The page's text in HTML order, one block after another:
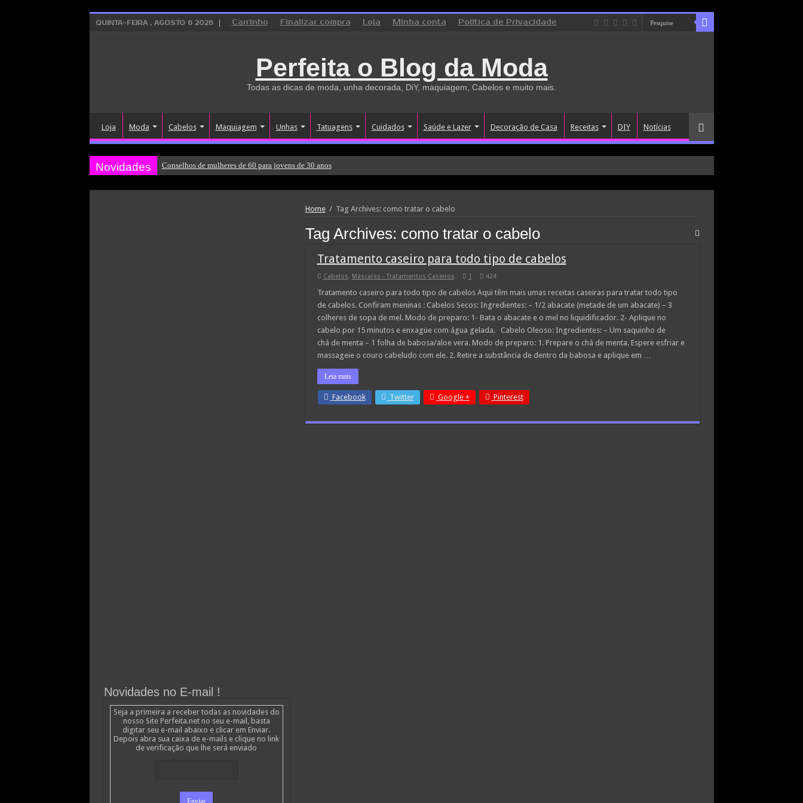
QUINTA-FEIRA , AGOSTO 6 2026 Carrinho Finalizar compra Loja Minha conta Politica de Privacidade
Perfeita o Blog da Moda
Todas as dicas de moda, unha decorada, DiY, maquiagem, Cabelos e muito mais.
Loja Moda Cabelos Maquiagem Unhas Tatuagens Cuidados Saúde e Lazer Decoração de Casa Receitas DIY Notícias
Novidades Conselhos de mulheres de 60 para jovens de 30 anos
Home / Tag Archives: como tratar o cabelo
Tag Archives: como tratar o cabelo
Tratamento caseiro para todo tipo de cabelos
Cabelos, Máscaras - Tratamentos Caseiros 1 424
Tratamento caseiro para todo tipo de cabelos Aqui têm mais umas receitas caseiras para tratar todo tipo
de cabelos. Confiram meninas : Cabelos Secos: Ingredientes: – 1/2 abacate (metade de um abacate) – 3
colheres de sopa de mel. Modo de preparo: 1- Bata o abacate e o mel no liquidificador. 2- Aplique no
cabelo por 15 minutos e enxagüe com água gelada. Cabelo Oleoso: Ingredientes: – Um saquinho de
chá de menta – 1 folha de babosa/aloe vera. Modo de preparo: 1. Prepare o chá de menta. Espere esfriar e
massageie o couro cabeludo com ele. 2. Retire a substância de dentro da babosa e aplique em …
Leia mais
Facebook Twitter Google + Pinterest
Novidades no E-mail !
Seja a primeira a receber todas as novidades do
nosso Site Perfeita.net no seu e-mail, basta
digitar seu e-mail abaixo e clicar em Enviar.
Depois abra sua caixa de e-mails e clique no link
de verificação que lhe será enviado